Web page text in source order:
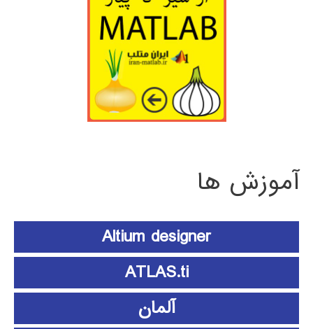
آموزش ها
Altium designer
ATLAS.ti
آلمان